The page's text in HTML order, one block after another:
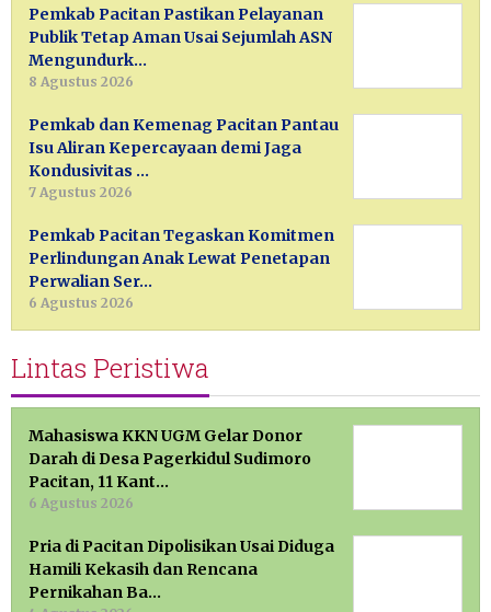
Pemkab Pacitan Pastikan Pelayanan
Publik Tetap Aman Usai Sejumlah ASN
Mengundurk…
8 Agustus 2026
Pemkab dan Kemenag Pacitan Pantau
Isu Aliran Kepercayaan demi Jaga
Kondusivitas …
7 Agustus 2026
Pemkab Pacitan Tegaskan Komitmen
Perlindungan Anak Lewat Penetapan
Perwalian Ser…
6 Agustus 2026
Lintas Peristiwa
Mahasiswa KKN UGM Gelar Donor
Darah di Desa Pagerkidul Sudimoro
Pacitan, 11 Kant…
6 Agustus 2026
Pria di Pacitan Dipolisikan Usai Diduga
Hamili Kekasih dan Rencana
Pernikahan Ba…